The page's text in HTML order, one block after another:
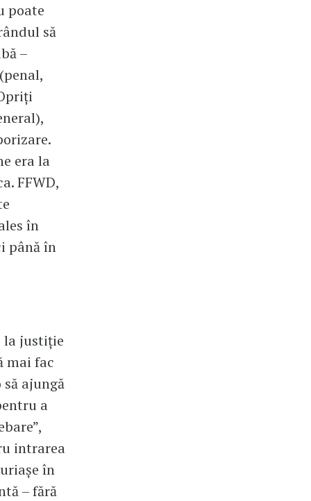
poate
să
–
era la
FFWD,
în
până în
la justiție
mai fac
ajungă
a
intrarea
în
– fără